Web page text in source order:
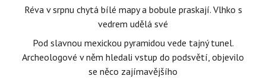
Réva v srpnu chytá bílé mapy a bobule praskají. Vlhko s
vedrem udělá své
Pod slavnou mexickou pyramidou vede tajný tunel.
Archeologové v něm hledali vstup do podsvětí, objevilo
se něco zajímavějšího